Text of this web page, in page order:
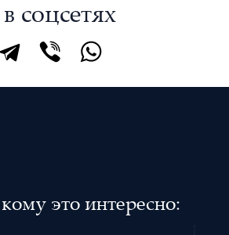
соцсетях
это интересно: